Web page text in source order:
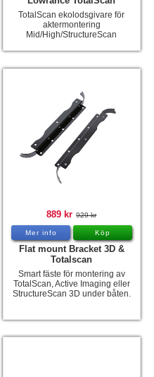
TotalScan ekolodsgivare för
aktermontering
Mid/High/StructureScan
889 kr 929 kr
Mer info Köp
Flat mount Bracket 3D &
Totalscan
Smart fäste för montering av
TotalScan, Active Imaging eller
StructureScan 3D under båten.